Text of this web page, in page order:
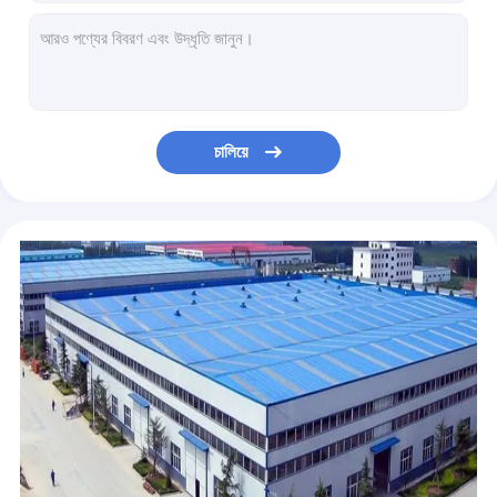
স্ট্রিটস্কেপের জন্য জ্যামিতিক গোলক আবহাওয়াযুক্ত কর্টেন স্টিল ট্রি প্লান্টার গ্লোব
ট্রেলিস সহ আধুনিক ডিজাইনের ফ্লাওয়ারপট কর্টেন স্টিল ট্রফ প্লান্টার
বাগানের ল্যান্ডস্কেপের জন্য আলংকারিক আউটডোর বড় কর্টেন মেটাল ফ্লাওয়ার প্লান্টার
আধুনিক কিউব আকৃতির কর্টেন ইস্পাত ভাস্কর্য মরিচা গার্ডেন মূর্তি
অ্যান্টিক কর্টেন ইস্পাত আরবান ট্র্যাশ ক্যান ডায়া 390 মিমি গোলাকার মেটাল লিটার বিন
চালিয়ে